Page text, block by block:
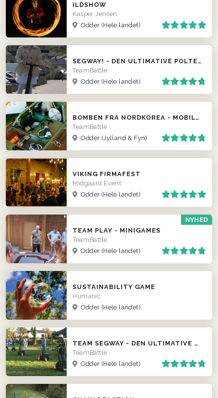
ILDSHOW
Kasper Jensen
Odder (Hele landet)
SEGWAY! - DEN ULTIMATIVE POLTERABEND EVENT
TeamBattle
Odder (Hele landet)
BOMBEN FRA NORDKOREA - MOBILT ESCAPE ROOM
TeamBattle
Odder (Jylland & Fyn)
VIKING FIRMAFEST
Midgaard Event
Odder (Hele landet)
NYHED
TEAM PLAY - MINIGAMES
TeamBattle
Odder (Hele landet)
SUSTAINABILITY GAME
Humanic
Odder (Hele landet)
TEAM SEGWAY - DEN ULTIMATIVE TEAM EVENT ...
TeamBattle
Odder (Hele landet)